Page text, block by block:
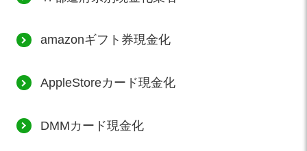
amazonギフト券現金化
AppleStoreカード現金化
DMMカード現金化